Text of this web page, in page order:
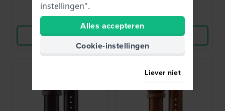
Vergelijk
Bekijk Product
Vergelijk
Bekijk Product
instellingen".
Alles accepteren
Cookie-instellingen
Liever niet